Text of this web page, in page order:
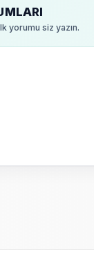
yorumu siz yazın.